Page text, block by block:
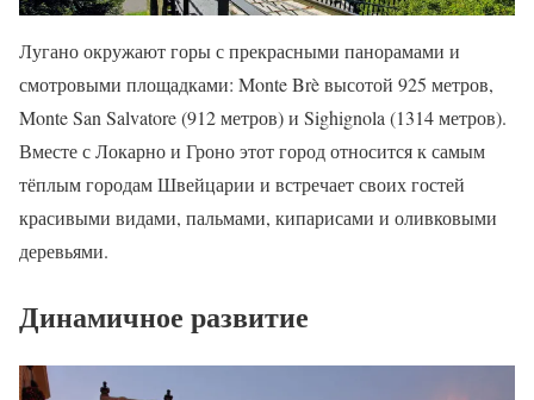
Лугано окружают горы с прекрасными панорамами и
смотровыми площадками: Monte Brè высотой 925 метров,
Monte San Salvatore (912 метров) и Sighignola (1314 метров).
Вместе с Локарно и Гроно этот город относится к самым
тёплым городам Швейцарии и встречает своих гостей
красивыми видами, пальмами, кипарисами и оливковыми
деревьями.
Динамичное развитие